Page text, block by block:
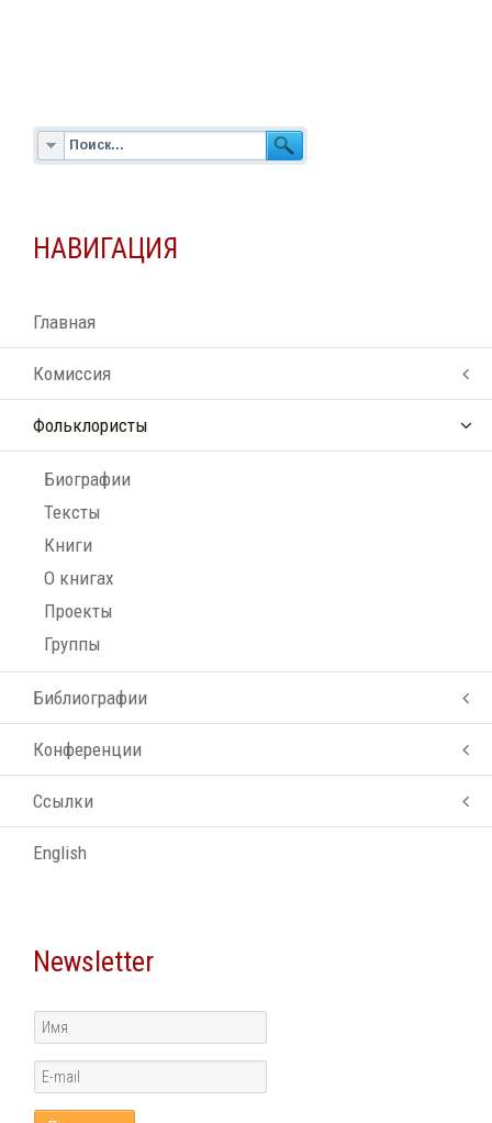
НАВИГАЦИЯ
Главная
Комиссия
Фольклористы
Биографии
Тексты
Книги
О книгах
Проекты
Группы
Библиографии
Конференции
Ссылки
English
Newsletter